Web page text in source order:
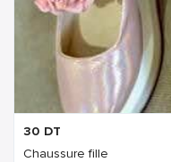
30 DT
Chaussure fille